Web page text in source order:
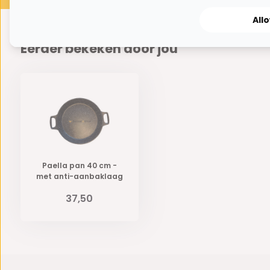
Eerder bekeken door jou
Paella pan 40 cm -
met anti-aanbaklaag
37,50